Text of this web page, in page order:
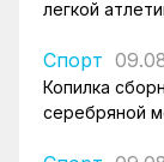
легкой
Спорт
Копилка
серебряной